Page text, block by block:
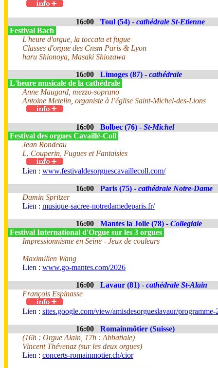
16:00 Toul (54) - cathédrale St-Etienne
Festival Bach
L'heure d'orgue, la toccata et fugue
Classes d'orgue des Cnsm Paris & Lyon
haru Shionoya, Masaki Shiozawa
16:00 Limoges (87) - cathédrale
L'heure musicale de la cathédrale
Anne Maugard, mezzo-soprano
Antoine Metelin, organiste à l’église Saint-Michel-des-Lions
16:00 Bolbec (76) - St-Michel
Festival des orgues Cavaillé-Coll
Jean Rondeau
L. Couperin, Fugues et Fantaisies
Lien : www.festivaldesorguescavaillecoll.com/
16:00 Paris (75) - cathédrale Notre-Dame
Damin Spritzer
Lien : musique-sacree-notredamedeparis.fr/
16:00 Mantes la Jolie (78) - Collegiale
Festival International d'Orgue sur les 3 orgues
Impressionnisme en Seine - Jeux de couleurs
Maximilien Wang
Lien : www.go-mantes.com/2026
16:00 Lavaur (81) - cathédrale St-Alain
François Espinasse
Lien : sites.google.com/view/amisdesorgueslavaur/programme-
16:00
Romainmôtier (Suisse)
(16h : Orgue Alain, 17h : Abbatiale)
Vincent Thévenaz (sur les deux orgues)
Lien : concerts-romainmotier.ch/cior